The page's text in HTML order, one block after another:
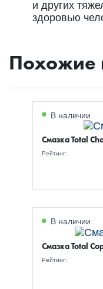
и других
здоровью
Похожие
В наличии
Смазка Total
Рейтинг:
В наличии
Смазка Total
Рейтинг: